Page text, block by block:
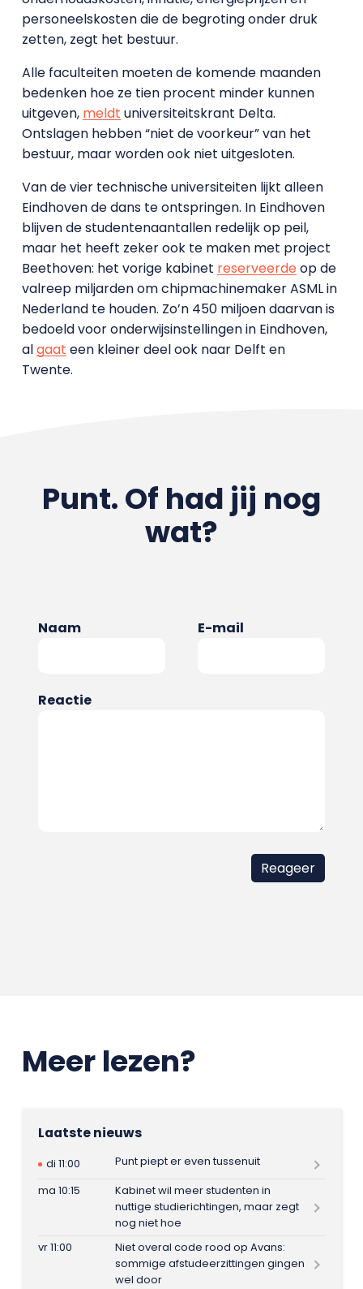
personeelskosten die de begroting onder druk
zetten, zegt het bestuur.
Alle faculteiten moeten de komende maanden
bedenken hoe ze tien procent minder kunnen
uitgeven, meldt universiteitskrant Delta.
Ontslagen hebben “niet de voorkeur” van het
bestuur, maar worden ook niet uitgesloten.
Van de vier technische universiteiten lijkt alleen
Eindhoven de dans te ontspringen. In Eindhoven
blijven de studentenaantallen redelijk op peil,
maar het heeft zeker ook te maken met project
Beethoven: het vorige kabinet reserveerdeop de
valreep miljarden om chipmachinemaker ASML in
Nederland te houden. Zo’n 450 miljoen daarvan is
bedoeld voor onderwijsinstellingen in Eindhoven,
algaat een kleiner deel ook naar Delft en
Twente.
Punt. Of had jij nog
wat?
Naam E-mail
Reactie
Meer lezen?
Laatste nieuws
di 11:00
Punt piept er even tussenuit
ma 10:15
Kabinet wil meer studenten in
nuttige studierichtingen, maar zegt
nog niet hoe
vr 11:00
Niet overal code rood op Avans:
sommige afstudeerzittingen gingen
wel door